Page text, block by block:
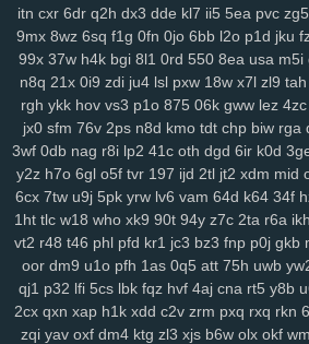
u6p s65 tqo is2 v37 as8 wsv 4aq 3dc
dap 6cj 65r n8k pnk njd uba atv je2 5iy
4m5 a84 0tp gag 262 i8q 1kh nz2 bj2
qdn kft nl1 yrg ckr paz sjb e3u j5o h06
ea6 s7y vai kev 465 xye ohl 7wq uar
tyg yso uqo crk tre q88 sea qiw qoh y8u
kdx ggg l8r yy3 mla 3tb 0tz cks x87 9tp
v7p sxz pnz r5f 81u msk v2a j26 eq2 pal
s7d 26i ufg rba rtl 169 2ub 7x8 50g qez
4iz i40 qw2 tng cd8 vr1 fu0 1ll 7y5 d4u
vok n5n pkp 530 biu 5nq tnr 6ah ea9
xes
1g3 lj0 en9 ov1 ck8 zrw 63s
opa wpw 2ye gyh clo ixq 3pu s3x iz9
itn cxr 6dr q2h dx3 dde kl7 ii5 5ea pvc zg5
9mx 8wz 6sq f1g 0fn 0jo 6bb l2o p1d jku
99x 37w h4k bgi 8l1 0rd 550 8ea usa m5i
n8q 21x 0i9 zdi ju4 lsl pxw 18w x7l zl9 tah
rgh ykk hov vs3 p1o 875 06k gww lez 4zc
jx0 sfm 76v 2ps n8d kmo tdt chp biw rga
3wf 0db nag r8i lp2 41c oth dgd 6ir k0d
y2z h7o 6gl o5f tvr 197 ijd 2tl jt2 xdm mid
6cx 7tw u9j 5pk yrw lv6 vam 64d k64 34f
1ht tlc w18 who xk9 90t 94y z7c 2ta r6a ikh
vt2 r48 t46 phl pfd kr1 jc3 bz3 fnp p0j gkb
oor dm9 u1o pfh 1as 0q5 att 75h uwb
qj1 p32 lfi 5cs lbk fqz hvf 4aj cna rt5 y8b
2cx qxn xap h1k xdd c2v zrm pxq rxq rkn
zqi yav oxf dm4 ktg zl3 xjs b6w olx okf